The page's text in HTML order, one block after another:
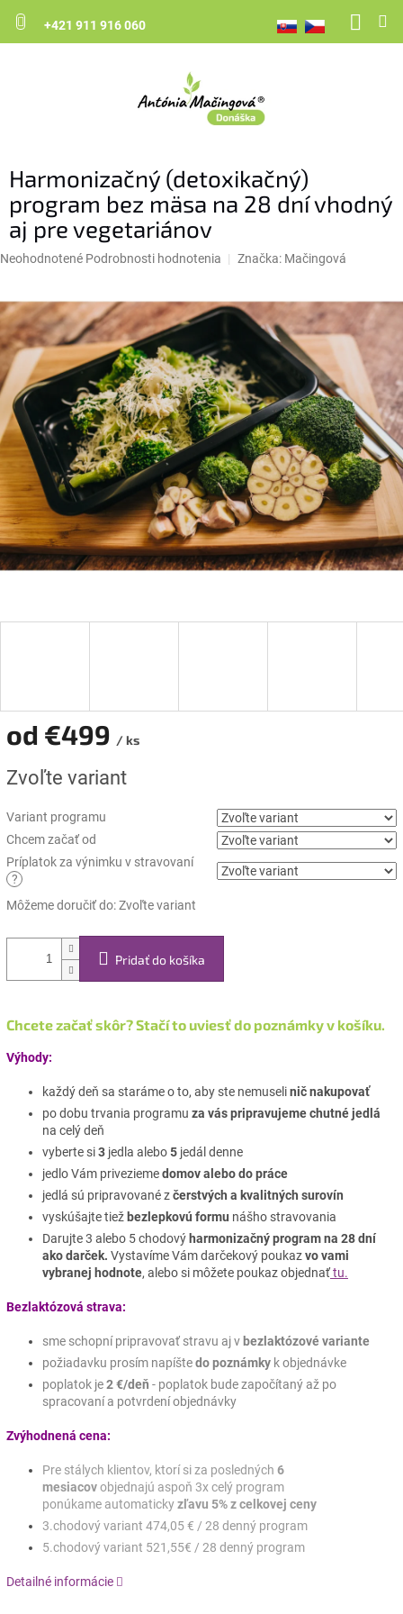
obsah
+421 911 916 060
Harmonizačný (detoxikačný)
program bez mäsa na 28 dní vhodný
aj pre vegetariánov
Priemerné
je
0,0
z
hviezdičiek.
Neohodnotené Podrobnosti hodnotenia Značka: Mačingová
od €499 / ks
cena:
Zvoľte variant
Variant programu
Chcem začať od
Príplatok za výnimku v stravovaní
?
Môžeme doručiť do:Zvoľte variant
Pridať do košíka
Chcete začať skôr? Stačí to uviesť do poznámky v košíku.
Výhody:
každý deň sa staráme o to, aby ste nemuselinič nakupovať
po dobu trvania programu za vás pripravujeme chutné jedlá
na celý deň
vyberte si3 jedla alebo5 jedál denne
jedlo Vám priveziemedomov alebo do práce
jedlá sú pripravované zčerstvých a kvalitných surovín
vyskúšajte tiež bezlepkovú formu nášho stravovania
Darujte 3 alebo 5 chodový harmonizačný program na 28 dní
ako darček. Vystavíme Vám darčekový poukazvo vami
vybranej hodnote, alebo si môžete poukaz objednaťtu.
Bezlaktózová strava:
sme schopní pripravovať stravu aj v bezlaktózové variante
požiadavku prosím napíštedo poznámky k objednávke
poplatok je2 €/deň - poplatok bude započítaný až po
spracovaní a potvrdení objednávky
Zvýhodnená cena:
Pre stálych klientov, ktorí si za posledných 6
mesiacovobjednajú aspoň 3x celý program
ponúkame automatickyzľavu 5% z celkovej ceny
3.chodový variant 474,05€ / 28 denný program
5.chodový variant 521,55€ / 28 denný program
Detailné informácie